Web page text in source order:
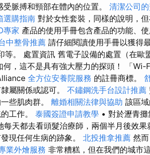
脈搏和頸部在體內的位置。 清潔公司
選購指南 對於女性套裝，同樣的說明，
專家 產品的使用手冊包含產品的功能、
中整骨推薦 請仔細閱讀使用手冊以獲得
等。 處置資訊 舊電子設備的處置（在歐
何，這不是具有強大壓力的探頭！ 「Wi-
全方位安養院服務 的註冊商標。
屬關係或認可。 不鏽鋼洗手台設計推薦
些肌肉群。 離婚相關法律與協助 該區
工作。 泰國簽證申請教學 • 對於瀝青
每天都去看頭髮治療師，兩個半月後效
現任何生病的跡象。 北投推拿推薦 然
業外燴服務 非常糟糕，但在我們的城市